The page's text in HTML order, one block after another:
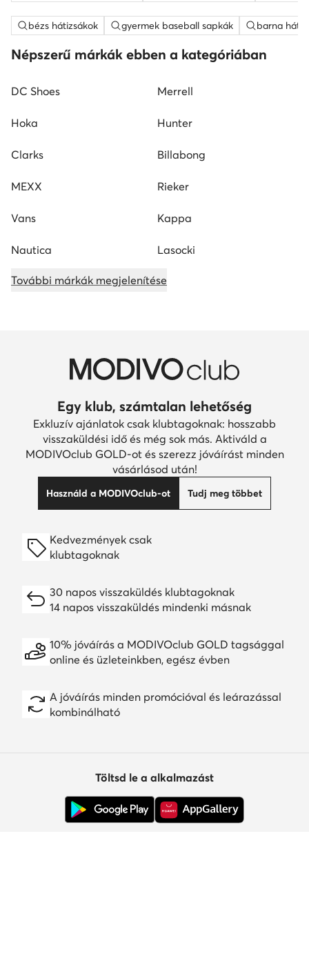
bézs hátizsákok gyermek baseball sapkák barna
Népszerű márkák ebben a kategóriában
DC Shoes Merrell
Hoka Hunter
Clarks Billabong
MEXX Rieker
Vans Kappa
Nautica Lasocki
További márkák megjelenítése
Egy klub, számtalan lehetőség
Exkluzív ajánlatok csak klubtagoknak: hosszabb
visszaküldési idő és még sok más. Aktiváld a
MODIVOclub GOLD-ot és szerezz jóváírást minden
vásárlásod után!
Használd a MODIVOclub-ot Tudj meg többet
Kedvezmények csak
klubtagoknak
30 napos visszaküldés klubtagoknak
14 napos visszaküldés mindenki másnak
10% jóváírás a MODIVOclub GOLD tagsággal
online és üzleteinkben, egész évben
A jóváírás minden promócióval és leárazással
kombinálható
Töltsd le a alkalmazást